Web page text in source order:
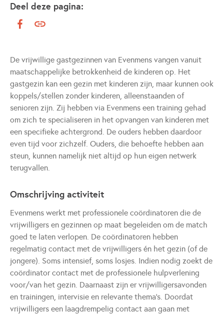
Deel deze pagina:
De vrijwillige gastgezinnen van Evenmens vangen vanuit
maatschappelijke betrokkenheid de kinderen op. Het
gastgezin kan een gezin met kinderen zijn, maar kunnen ook
koppels/stellen zonder kinderen, alleenstaanden of
senioren zijn. Zij hebben via Evenmens een training gehad
om zich te specialiseren in het opvangen van kinderen met
een specifieke achtergrond. De ouders hebben daardoor
even tijd voor zichzelf. Ouders, die behoefte hebben aan
steun, kunnen namelijk niet altijd op hun eigen netwerk
terugvallen.
Omschrijving activiteit
Evenmens werkt met professionele coördinatoren die de
vrijwilligers en gezinnen op maat begeleiden om de match
goed te laten verlopen. De coördinatoren hebben
regelmatig contact met de vrijwilligers én het gezin (of de
jongere). Soms intensief, soms losjes. Indien nodig zoekt de
coördinator contact met de professionele hulpverlening
voor/van het gezin. Daarnaast zijn er vrijwilligersavonden
en trainingen, intervisie en relevante thema's. Doordat
vrijwilligers een laagdrempelig contact aan gaan met